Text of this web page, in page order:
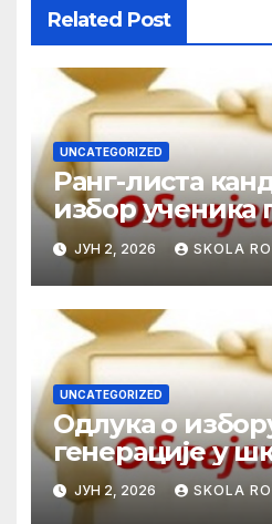
Related Post
UNCATEGORIZED
Ранг-листа
избор ученика
школској 2025/
ЈУН 2, 2026 SKOLA
UNCATEGORIZED
Одлука о
генерације у
2025/2026.
ЈУН 2, 2026 SKOLA